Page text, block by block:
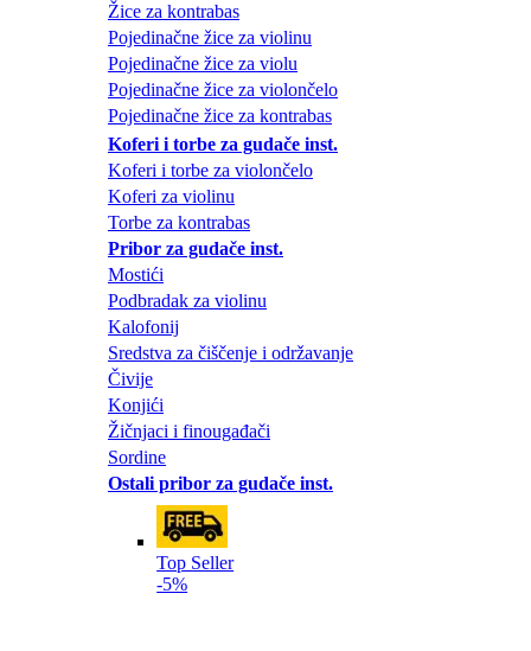
Žice za kontrabas
Pojedinačne žice za violinu
Pojedinačne žice za violu
Pojedinačne žice za violončelo
Pojedinačne žice za kontrabas
Koferi i torbe za gudače inst.
Koferi i torbe za violončelo
Koferi za violinu
Torbe za kontrabas
Pribor za gudače inst.
Mostići
Podbradak za violinu
Kalofonij
Sredstva za čiščenje i održavanje
Čivije
Konjići
Žičnjaci i finougađači
Sordine
Ostali pribor za gudače inst.
Top Seller
-5%